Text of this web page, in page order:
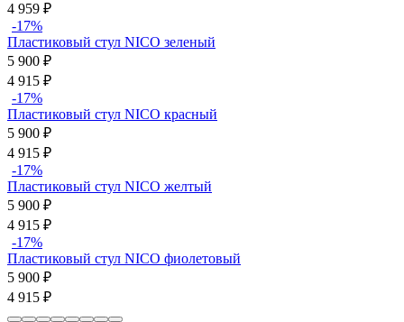
4 959 ₽
-17%
Пластиковый стул NICO зеленый
5 900 ₽
4 915 ₽
-17%
Пластиковый стул NICO красный
5 900 ₽
4 915 ₽
-17%
Пластиковый стул NICO желтый
5 900 ₽
4 915 ₽
-17%
Пластиковый стул NICO фиолетовый
5 900 ₽
4 915 ₽